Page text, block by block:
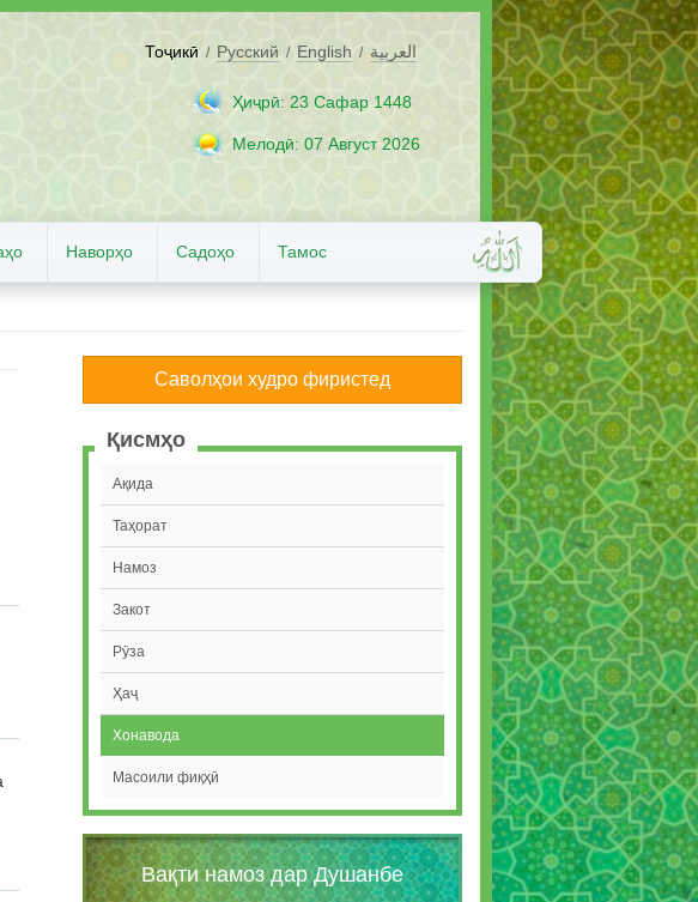
Тоҷикӣ / Русский / English / العربية
Ҳиҷрӣ: 23 Сафар 1448
Мелодӣ: 07 Август 2026
Наворҳо Садоҳо Тамос
Саволҳои худро фиристед
Қисмҳо
Ақида
Таҳорат
Намоз
Закот
Рӯза
Ҳаҷ
Хонавода
Масоили фиқҳӣ
Вақти намоз дар Душанбе